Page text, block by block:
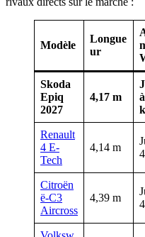
Modèle
Longue
ur
Skoda
Epiq
2027
4,17 m
Renault
4 E-
Tech
4,14 m
Citroën
ë-C3
Aircross
4,39 m